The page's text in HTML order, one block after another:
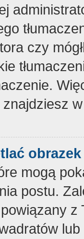
czy
mogą
postu.
z